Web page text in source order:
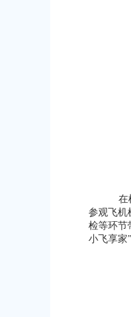
在
参观飞机
检等环节
小飞享家